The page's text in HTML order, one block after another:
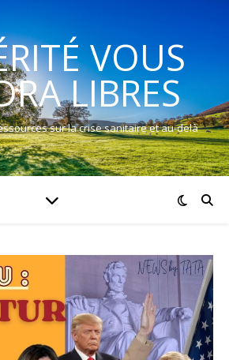
VOUS
LIBRES
sur la crise sanitaire et au-delà